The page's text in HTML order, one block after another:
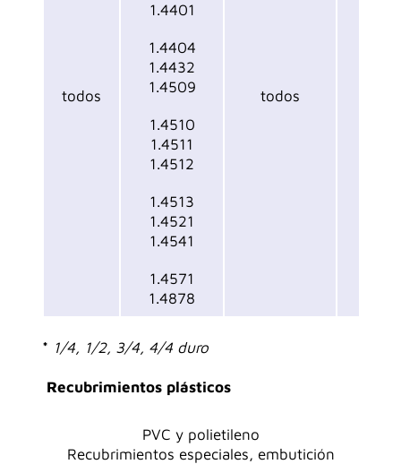
todos
1.4401
1.4404
1.4432
1.4509
1.4510
1.4511
1.4512
1.4513
1.4521
1.4541
1.4571
1.4878
todos
* 1/4, 1/2, 3/4, 4/4 duro
Recubrimientos plásticos
PVC y polietileno
Recubrimientos especiales, embutición